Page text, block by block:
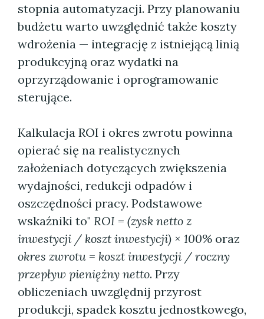
stopnia automatyzacji. Przy planowaniu
budżetu warto uwzględnić także koszty
wdrożenia — integrację z istniejącą linią
produkcyjną oraz wydatki na
oprzyrządowanie i oprogramowanie
sterujące.
Kalkulacja ROI i okres zwrotu powinna
opierać się na realistycznych
założeniach dotyczących zwiększenia
wydajności, redukcji odpadów i
oszczędności pracy. Podstawowe
wskaźniki to" ROI = (zysk netto z
inwestycji / koszt inwestycji) × 100% oraz
okres zwrotu = koszt inwestycji / roczny
przepływ pieniężny netto. Przy
obliczeniach uwzględnij przyrost
produkcji, spadek kosztu jednostkowego,